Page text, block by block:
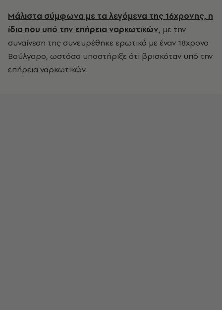
Μάλιστα σύμφωνα με τα λεγόμενα της 16χρονης, η
ίδια που υπό την επήρεια ναρκωτικών, με την
συναίνεση της συνευρέθηκε ερωτικά με έναν 18χρονο
Βούλγαρο, ωστόσο υποστήριξε ότι βρισκόταν υπό την
επήρεια ναρκωτικών.